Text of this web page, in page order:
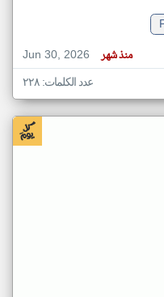
Jun 30, 2026
منذ شهر
عدد الكلمات: ٢٢٨